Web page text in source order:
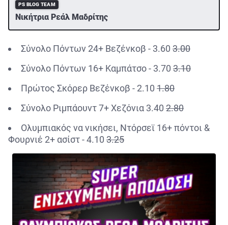
PS BLOG TEAM
Νικήτρια Ρεάλ Μαδρίτης
Σύνολο Πόντων 24+ Βεζένκοβ - 3.60 3.00
Σύνολο Πόντων 16+ Καμπάτσο - 3.70 3.10
Πρώτος Σκόρερ Βεζένκοβ - 2.10 1.80
Σύνολο Ριμπάουντ 7+ Χεζόνια 3.40 2.80
Ολυμπιακός να νικήσει, Ντόρσεϊ 16+ πόντοι &
Φουρνιέ 2+ ασίστ - 4.10 3.25